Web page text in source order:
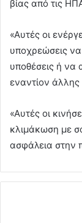
βίας από τις
«Αυτές οι
υποχρεώσεις
υποθέσεις ή να
εναντίον άλλης
«Αυτές οι
κλιμάκωση με
ασφάλεια στην